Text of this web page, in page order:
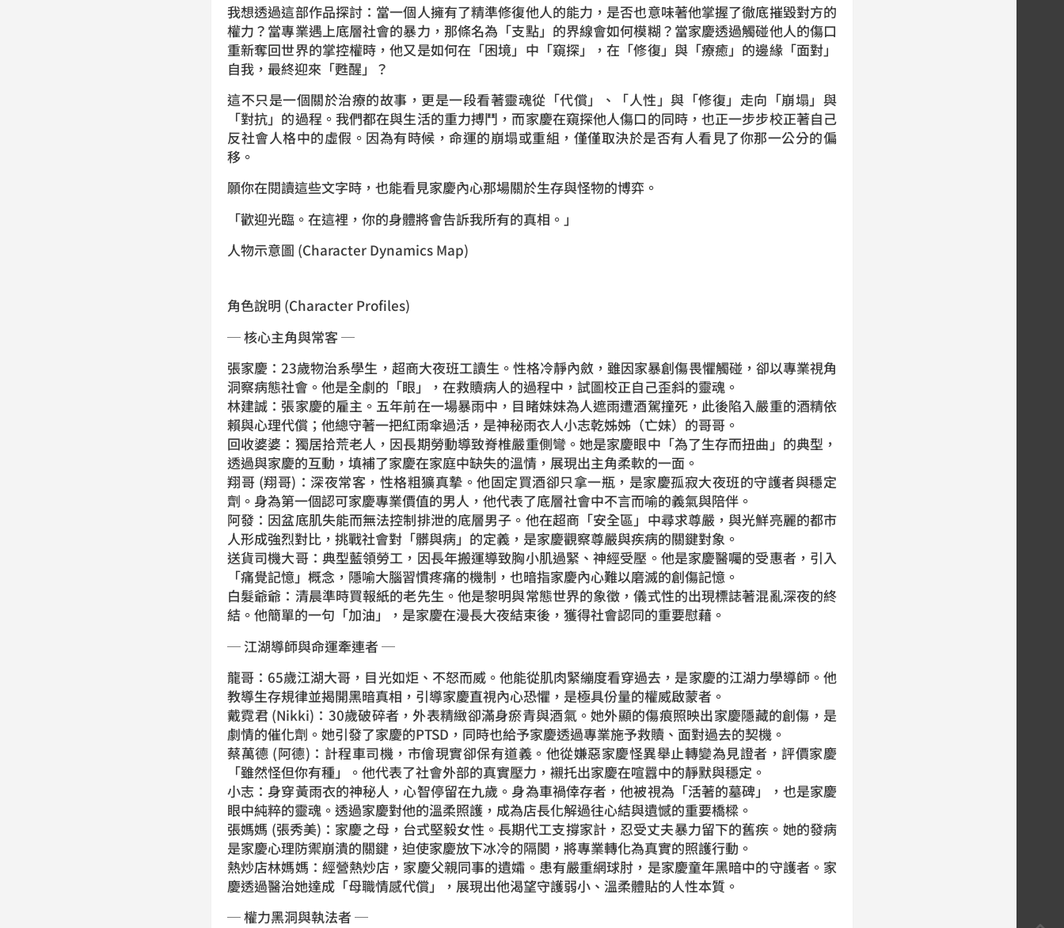
我想透過這部作品探討：當一個人擁有了精準修復他人的能力，是否也意味著他掌握了徹底摧毀對方的
權力？當專業遇上底層社會的暴力，那條名為「支點」的界線會如何模糊？當家慶透過觸碰他人的傷口
重新奪回世界的掌控權時，他又是如何在「困境」中「窺探」，在「修復」與「療癒」的邊緣「面對」
自我，最終迎來「甦醒」？
這不只是一個關於治療的故事，更是一段看著靈魂從「代償」、「人性」與「修復」走向「崩塌」與
「對抗」的過程。我們都在與生活的重力搏鬥，而家慶在窺探他人傷口的同時，也正一步步校正著自己
反社會人格中的虛假。因為有時候，命運的崩塌或重組，僅僅取決於是否有人看見了你那一公分的偏
移。
願你在閱讀這些文字時，也能看見家慶內心那場關於生存與怪物的博弈。
「歡迎光臨。在這裡，你的身體將會告訴我所有的真相。」
人物示意圖 (Character Dynamics Map)
角色說明 (Character Profiles)
─ 核心主角與常客 ─
張家慶：23歲物治系學生，超商大夜班工讀生。性格冷靜內斂，雖因家暴創傷畏懼觸碰，卻以專業視角
洞察病態社會。他是全劇的「眼」，在救贖病人的過程中，試圖校正自己歪斜的靈魂。
林建誠：張家慶的雇主。五年前在一場暴雨中，目睹妹妹為人遮雨遭酒駕撞死，此後陷入嚴重的酒精依
賴與心理代償；他總守著一把紅雨傘過活，是神秘雨衣人小志乾姊姊（亡妹）的哥哥。
回收婆婆：獨居拾荒老人，因長期勞動導致脊椎嚴重側彎。她是家慶眼中「為了生存而扭曲」的典型，
透過與家慶的互動，填補了家慶在家庭中缺失的溫情，展現出主角柔軟的一面。
翔哥 (翔哥)：深夜常客，性格粗獷真摯。他固定買酒卻只拿一瓶，是家慶孤寂大夜班的守護者與穩定
劑。身為第一個認可家慶專業價值的男人，他代表了底層社會中不言而喻的義氣與陪伴。
阿發：因盆底肌失能而無法控制排泄的底層男子。他在超商「安全區」中尋求尊嚴，與光鮮亮麗的都市
人形成強烈對比，挑戰社會對「髒與病」的定義，是家慶觀察尊嚴與疾病的關鍵對象。
送貨司機大哥：典型藍領勞工，因長年搬運導致胸小肌過緊、神經受壓。他是家慶醫囑的受惠者，引入
「痛覺記憶」概念，隱喻大腦習慣疼痛的機制，也暗指家慶內心難以磨滅的創傷記憶。
白髮爺爺：清晨準時買報紙的老先生。他是黎明與常態世界的象徵，儀式性的出現標誌著混亂深夜的終
結。他簡單的一句「加油」，是家慶在漫長大夜結束後，獲得社會認同的重要慰藉。
─ 江湖導師與命運牽連者 ─
龍哥：65歲江湖大哥，目光如炬、不怒而威。他能從肌肉緊繃度看穿過去，是家慶的江湖力學導師。他
教導生存規律並揭開黑暗真相，引導家慶直視內心恐懼，是極具份量的權威啟蒙者。
戴霓君 (Nikki)：30歲破碎者，外表精緻卻滿身瘀青與酒氣。她外顯的傷痕照映出家慶隱藏的創傷，是
劇情的催化劑。她引發了家慶的PTSD，同時也給予家慶透過專業施予救贖、面對過去的契機。
蔡萬德 (阿德)：計程車司機，市儈現實卻保有道義。他從嫌惡家慶怪異舉止轉變為見證者，評價家慶
「雖然怪但你有種」。他代表了社會外部的真實壓力，襯托出家慶在喧囂中的靜默與穩定。
小志：身穿黃雨衣的神秘人，心智停留在九歲。身為車禍倖存者，他被視為「活著的墓碑」，也是家慶
眼中純粹的靈魂。透過家慶對他的溫柔照護，成為店長化解過往心結與遺憾的重要橋樑。
張媽媽 (張秀美)：家慶之母，台式堅毅女性。長期代工支撐家計，忍受丈夫暴力留下的舊疾。她的發病
是家慶心理防禦崩潰的關鍵，迫使家慶放下冰冷的隔閡，將專業轉化為真實的照護行動。
熱炒店林媽媽：經營熱炒店，家慶父親同事的遺孀。患有嚴重網球肘，是家慶童年黑暗中的守護者。家
慶透過醫治她達成「母職情感代償」，展現出他渴望守護弱小、溫柔體貼的人性本質。
─ 權力黑洞與執法者 ─